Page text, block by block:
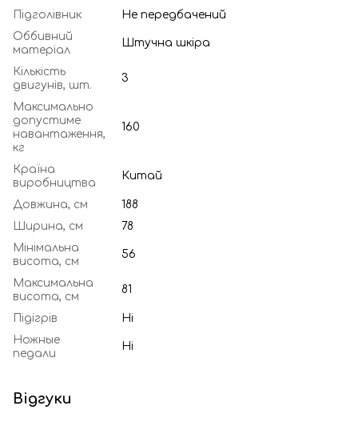
Підголівник
Не передбачений
Оббивний
матеріал
Штучна шкіра
Кількість
двигунів, шт.
3
Максимально
допустиме
навантаження,
кг
160
Країна
виробництва
Китай
Довжина, см
188
Ширина, см
78
Мінімальна
висота, см
56
Максимальна
висота, см
81
Підігрів
Ні
Ножные
педали
Ні
Відгуки